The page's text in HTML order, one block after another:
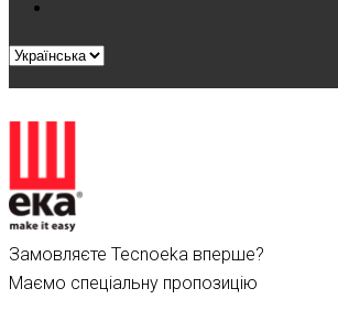
Замовляєте Tecnoeka вперше?
Маємо спеціальну пропозицію